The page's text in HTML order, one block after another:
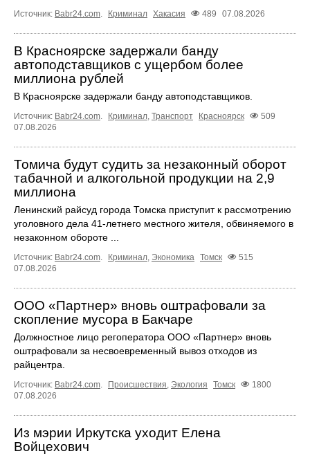
Источник: Babr24.com. Криминал Хакасия 489 07.08.2026
В Красноярске задержали банду
автоподставщиков с ущербом более
миллиона рублей
В Красноярске задержали банду автоподставщиков.
Источник: Babr24.com. Криминал, Транспорт Красноярск
509
07.08.2026
Томича будут судить за незаконный оборот
табачной и алкогольной продукции на 2,9
миллиона
Ленинский райсуд города Томска приступит к рассмотрению
уголовного дела 41-летнего местного жителя, обвиняемого в
незаконном обороте ...
Источник: Babr24.com. Криминал, Экономика Томск
515
07.08.2026
ООО «Партнер» вновь оштрафовали за
скопление мусора в Бакчаре
Должностное лицо регоператора ООО «Партнер» вновь
оштрафовали за несвоевременный вывоз отходов из
райцентра.
Источник: Babr24.com. Происшествия, Экология Томск
1800
07.08.2026
Из мэрии Иркутска уходит Елена
Войцехович